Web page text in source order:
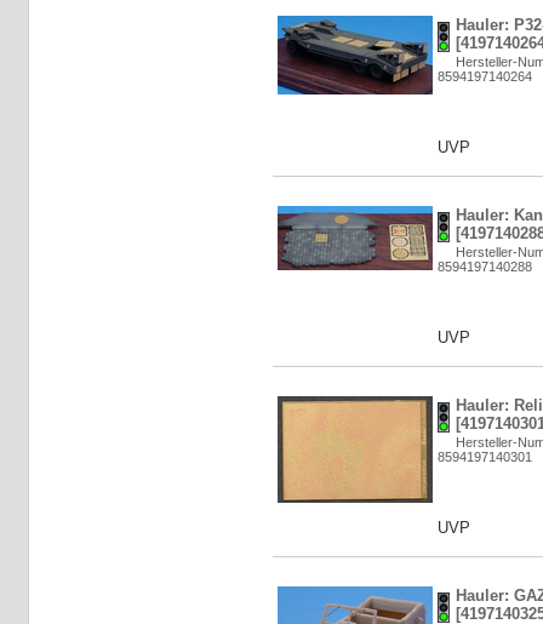
Hauler:
Hersteller-
8594197140264
UVP
Hauler:
Hersteller-
8594197140288
UVP
Hauler:
Hersteller-
8594197140301
UVP
Hauler: